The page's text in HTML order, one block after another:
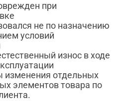
при
не по назначению
условий
износ в ходе
изменения отдельных
элементов товара по